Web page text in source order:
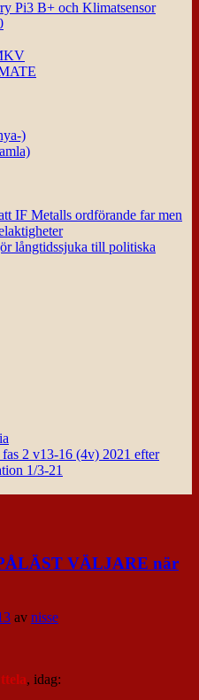
Pi3 B+ och Klimatsensor
)
IF Metalls ordförande far men
långtidssjuka till politiska
2 v13-16 (4v) 2021 efter
1/3-21
VÄLJARE när
av nisse
ttela, idag: